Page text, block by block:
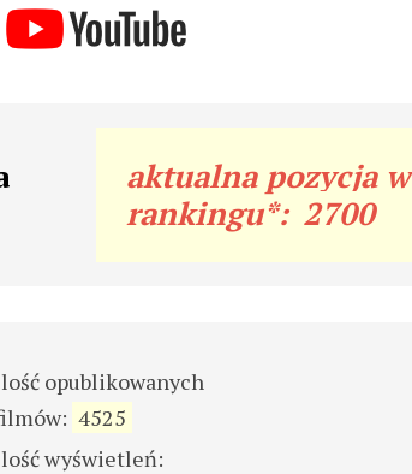
aktualna pozycja w
rankingu*: 2700
opublikowanych
4525
wyświetleń: